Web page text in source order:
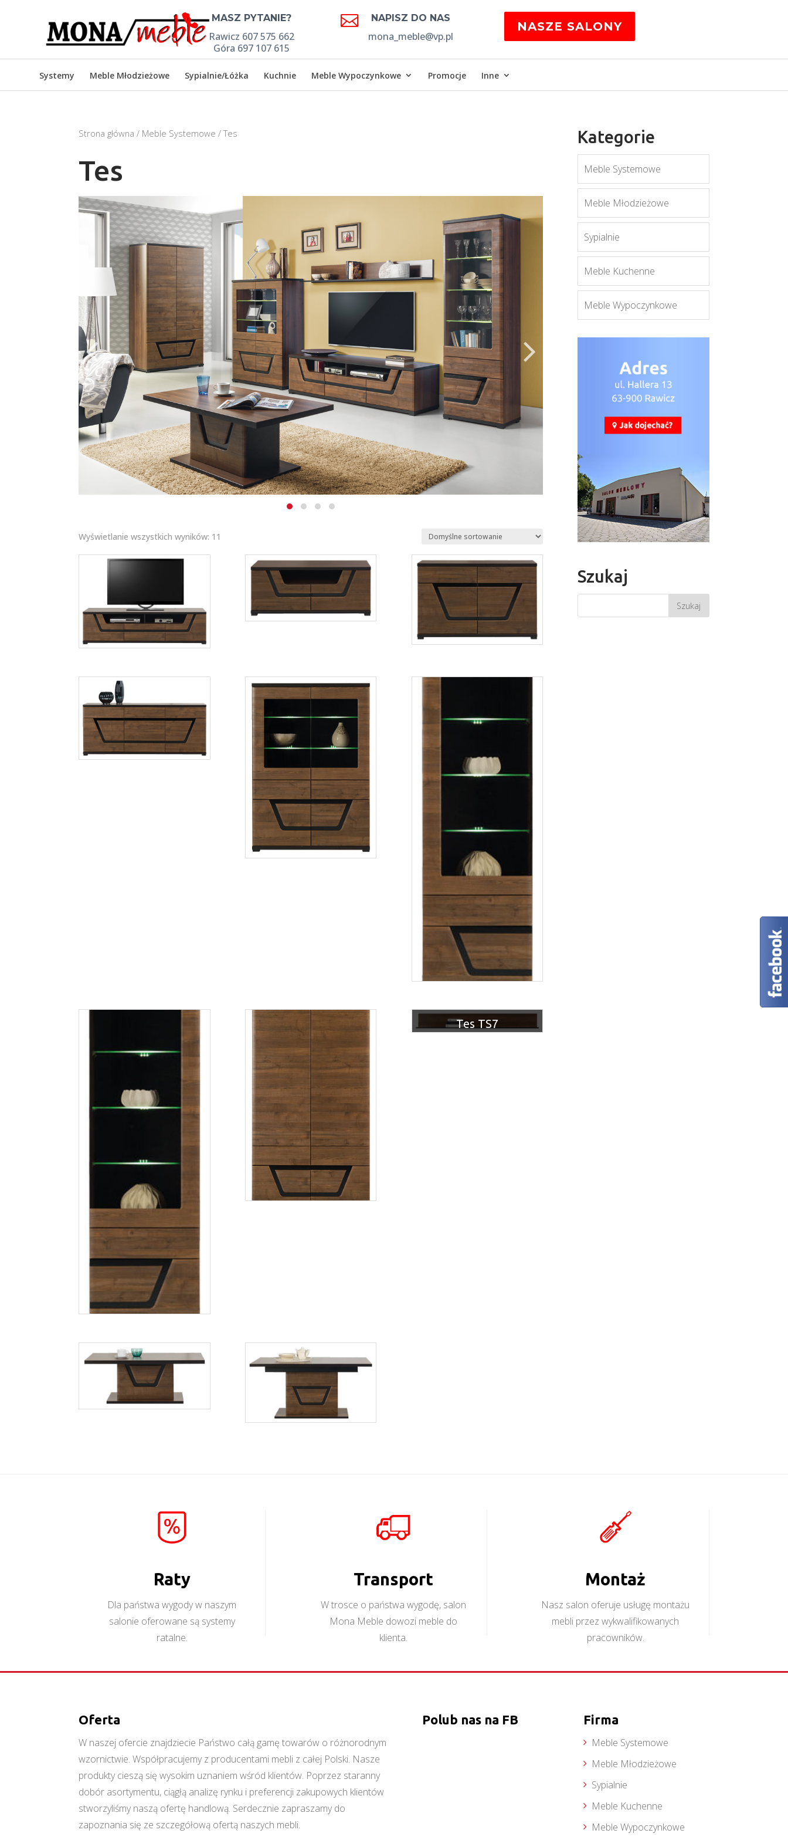
 MASZ PYTANIE?
Rawicz 607 575 662
Góra 697 107 615
 NAPISZ DO NAS
mona_meble@vp.pl
NASZE SALONY
Systemy Meble Młodzieżowe Sypialnie/Łóżka Kuchnie Meble Wypoczynkowe Promocje Inne
Strona główna / Meble Systemowe / Tes
Tes
Wyświetlanie wszystkich wyników: 11
Tes TS1
Więcej
Więcej
Tes TS3
Tes TS5
Więcej
Tes TS6
Więcej
Tes TS7
Kategorie
Meble Systemowe
Meble Młodzieżowe
Sypialnie
Meble Kuchenne
Meble Wypoczynkowe
Szukaj
Raty
Dla państwa wygody w naszym
salonie oferowane są systemy
ratalne.
Transport
W trosce o państwa wygodę, salon
Mona Meble dowozi meble do
klienta.
Montaż
Nasz salon oferuje usługę montażu
mebli przez wykwalifikowanych
pracowników.
Oferta
W naszej ofercie znajdziecie Państwo całą gamę towarów o różnorodnym
wzornictwie. Współpracujemy z producentami mebli z całej Polski. Nasze
produkty cieszą się wysokim uznaniem wśród klientów. Poprzez staranny
dobór asortymentu, ciągłą analizę rynku i preferencji zakupowych klientów
stworzyliśmy naszą ofertę handlową. Serdecznie zapraszamy do
zapoznania się ze szczegółową ofertą naszych mebli.
Polub nas na FB Firma
Meble Systemowe
Meble Młodzieżowe
Sypialnie
Meble Kuchenne
Meble Wypoczynkowe